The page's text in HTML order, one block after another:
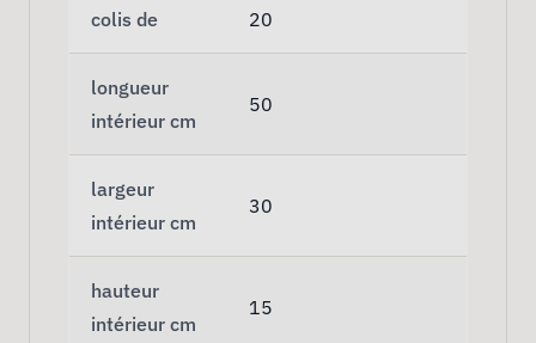
colis de 20
longueur
intérieur cm
50
largeur
intérieur cm
30
hauteur
intérieur cm
15